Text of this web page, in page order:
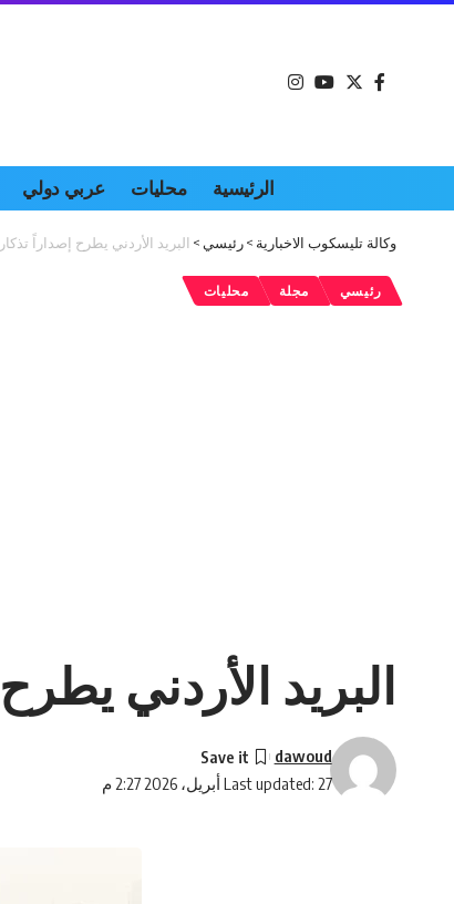
الرئيسية محليات عربي دولي
وكالة تليسكوب الاخبارية >رئيسي > البريد الأردني يطرح إصداراً
رئيسي مجلة محليات
البريد الأردني
Last updated: 27 أبريل، 2026 2:27 م
dawoud